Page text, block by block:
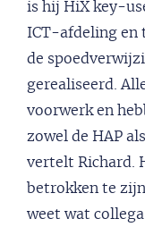
is hij HiX key-
ICT-afdeling en
de
gerealiseerd.
voorwerk en
zowel de HAP
vertelt Richard.
betrokken te
weet wat